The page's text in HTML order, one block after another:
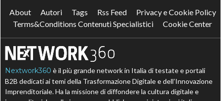
About Autori Tags Rss Feed
Privacy e Cookie Policy
Terms&Conditions Contenuti Specialistici
Cookie Center
Nextwork360 è il più grande network in Italia di testate e portali
B2B dedicati ai temi della Trasformazione Digitale e dell’Innovazione
Imprenditoriale. Ha la missione di diffondere la cultura digitale e